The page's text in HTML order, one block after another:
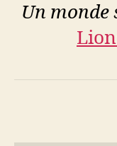
Un monde